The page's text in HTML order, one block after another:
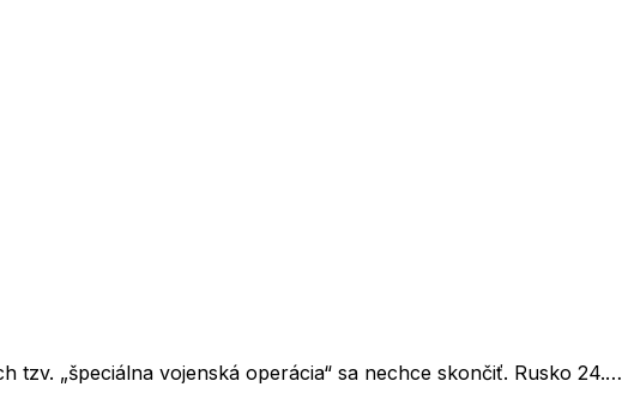
„špeciálna vojenská operácia“ sa nechce skončiť. Rusko 24.…